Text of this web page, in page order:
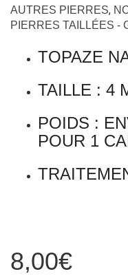
AUTRES PIERRES,
PIERRES TAILLÉES -
TOPAZE
TAILLE : 4
POIDS :
POUR 1
8,00€